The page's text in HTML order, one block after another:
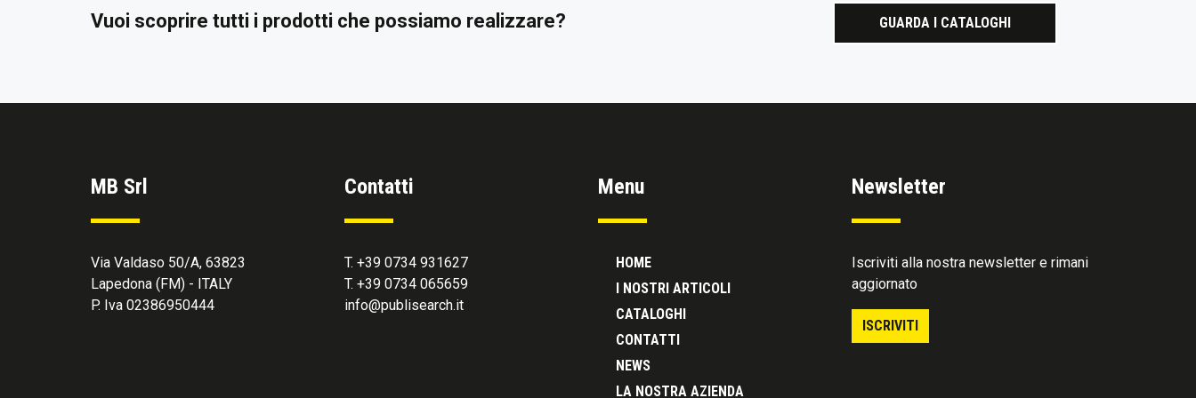
Vuoi scoprire tutti i prodotti che possiamo realizzare? GUARDA I CATALOGHI
MB Srl
Via Valdaso 50/A, 63823
Lapedona (FM) - ITALY
P. Iva 02386950444
Contatti
T. +39 0734 931627
T. +39 0734 065659
info@publisearch.it
Menu
HOME
I NOSTRI ARTICOLI
CATALOGHI
CONTATTI
NEWS
LA NOSTRA AZIENDA
Newsletter
Iscriviti alla nostra newsletter e rimani
aggiornato
ISCRIVITI